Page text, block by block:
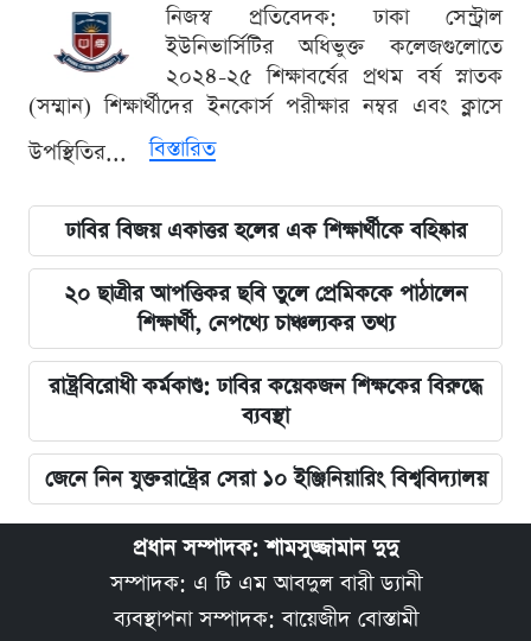
নিজস্ব প্রতিবেদক: ঢাকা সেন্ট্রাল
ইউনিভার্সিটির অধিভুক্ত কলেজগুলোতে
২০২৪-২৫ শিক্ষাবর্ষের প্রথম বর্ষ স্নাতক
(সম্মান) শিক্ষার্থীদের ইনকোর্স পরীক্ষার নম্বর এবং ক্লাসে
উপস্থিতির...
বিস্তারিত
ঢাবির বিজয় একাত্তর হলের এক শিক্ষার্থীকে বহিষ্কার
২০ ছাত্রীর আপত্তিকর ছবি তুলে প্রেমিককে পাঠালেন
শিক্ষার্থী, নেপথ্যে চাঞ্চল্যকর তথ্য
রাষ্ট্রবিরোধী কর্মকাণ্ড: ঢাবির কয়েকজন শিক্ষকের বিরুদ্ধে
ব্যবস্থা
জেনে নিন যুক্তরাষ্ট্রের সেরা ১০ ইঞ্জিনিয়ারিং বিশ্ববিদ্যালয়
প্রধান সম্পাদক: শামসুজ্জামান দুদু
সম্পাদক: এ টি এম আবদুল বারী ড্যানী
ব্যবস্থাপনা সম্পাদক: বায়েজীদ বোস্তামী